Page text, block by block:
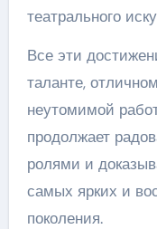
театрального
Все эти
таланте,
неутомимой
продолжает
ролями и
самых ярких и
поколения.